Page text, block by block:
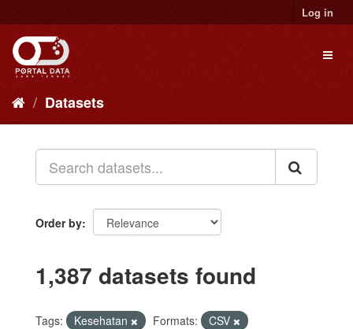
to
content
Log in
Datasets
Order by
1,387 datasets found
Tags: Kesehatan Formats:
CSV